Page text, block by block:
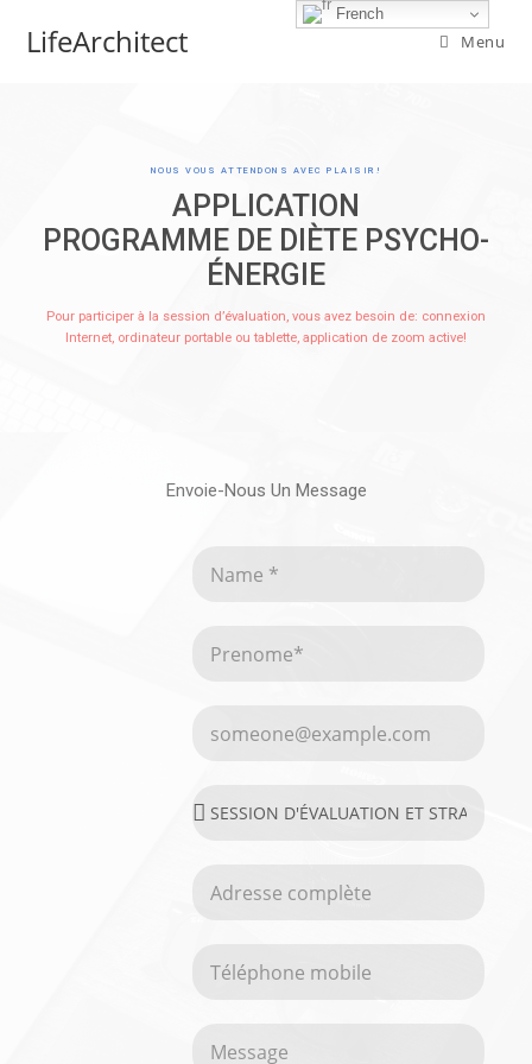
LifeArchitect Menu
NOUS VOUS ATTENDONS AVEC PLAISIR!
APPLICATION
PROGRAMME DE DIÈTE PSYCHO-
ÉNERGIE
Pour participer à la session d’évaluation, vous avez besoin de: connexion
Internet, ordinateur portable ou tablette, application de zoom active!
Envoie-Nous Un Message
French